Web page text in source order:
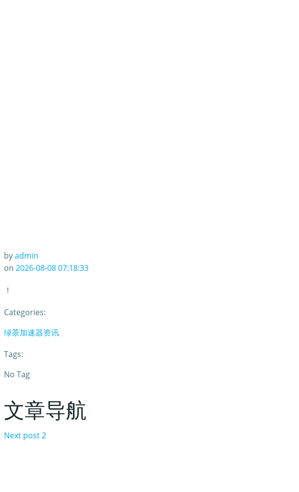
byadmin
on 2026-08-08 07:18:33
！
Categories:
绿茶加速器资讯
Tags:
No Tag
文章导航
Next post2